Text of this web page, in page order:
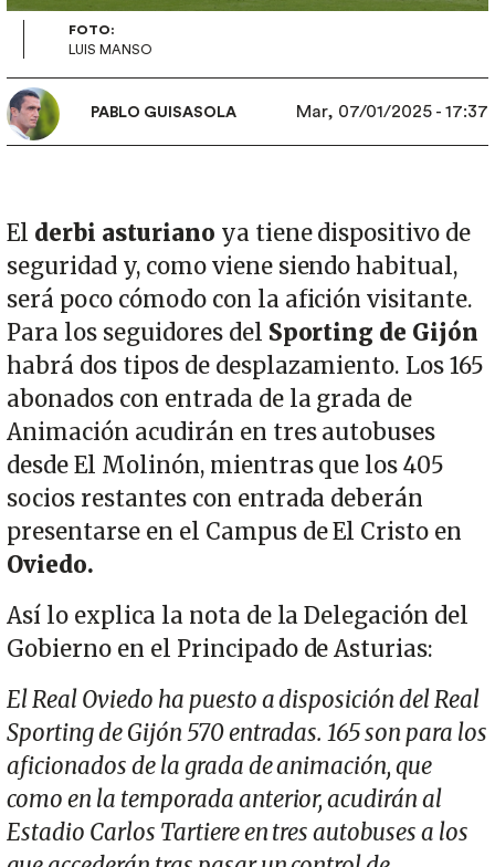
FOTO:
LUIS MANSO
PABLO GUISASOLA Mar, 07/01/2025 - 17:37
El derbi asturiano ya tiene dispositivo de
seguridad y, como viene siendo habitual,
será poco cómodo con la afición visitante.
Para los seguidores del Sporting de Gijón
habrá dos tipos de desplazamiento. Los 165
abonados con entrada de la grada de
Animación acudirán en tres autobuses
desde El Molinón, mientras que los 405
socios restantes con entrada deberán
presentarse en el Campus de El Cristo en
Oviedo.
Así lo explica la nota de la Delegación del
Gobierno en el Principado de Asturias:
El Real Oviedo ha puesto a disposición del Real
Sporting de Gijón 570 entradas. 165 son para los
aficionados de la grada de animación, que
como en la temporada anterior, acudirán al
Estadio Carlos Tartiere en tres autobuses a los